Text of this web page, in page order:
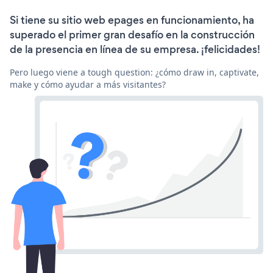
Si tiene su sitio web epages en funcionamiento, ha
superado el primer gran desafío en la construcción
de la presencia en línea de su empresa. ¡felicidades!
Pero luego viene a tough question: ¿cómo draw in, captivate,
make y cómo ayudar a más visitantes?